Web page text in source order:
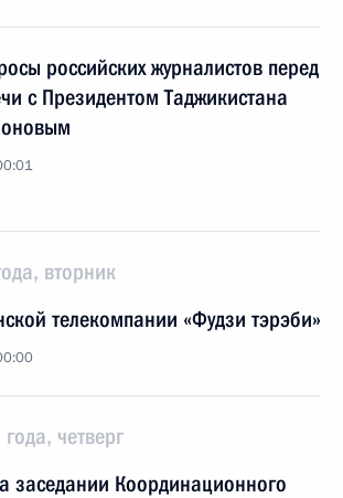
российских журналистов перед
с Президентом Таджикистана
вторник
телекомпании «Фудзи тэрэби»
четверг
заседании Координационного